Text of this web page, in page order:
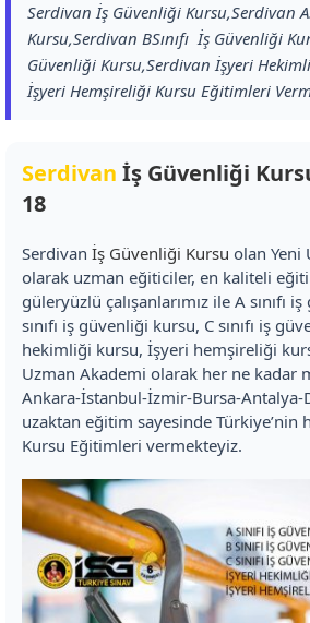
Serdivan İş Güvenliği Kursu,Serdivan
Kursu,Serdivan BSınıfı İş Güvenliği
Güvenliği Kursu,Serdivan İşyeri
İşyeri Hemşireliği Kursu Eğitimleri
Serdivan İş Güvenliği
18
Serdivan İş Güvenliği Kursu olan Yeni
olarak uzman eğiticiler, en kaliteli
güleryüzlü çalışanlarımız ile A sınıfı
sınıfı iş güvenliği kursu, C sınıfı iş
hekimliği kursu, İşyeri hemşireliği
Uzman Akademi olarak her ne kadar
Ankara-İstanbul-İzmir-Bursa-Antalya-
uzaktan eğitim sayesinde Türkiye’nin
Kursu Eğitimleri vermekteyiz.